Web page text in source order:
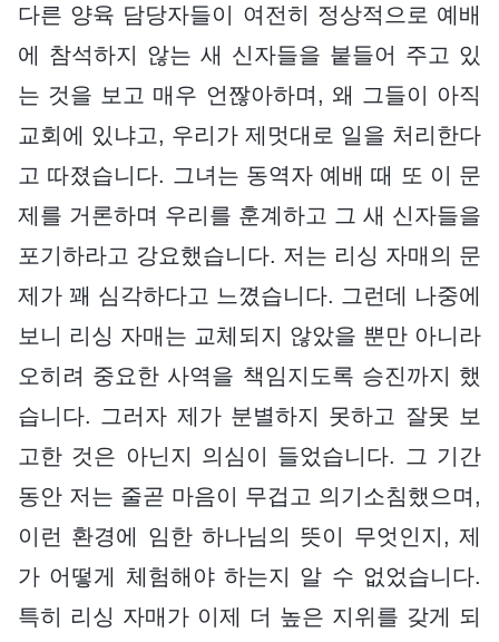
다른 양육 담당자들이 여전히 정상적으로 예배
에 참석하지 않는 새 신자들을 붙들어 주고 있
는 것을 보고 매우 언짢아하며, 왜 그들이 아직
교회에 있냐고, 우리가 제멋대로 일을 처리한다
고 따졌습니다. 그녀는 동역자 예배 때 또 이 문
제를 거론하며 우리를 훈계하고 그 새 신자들을
포기하라고 강요했습니다. 저는 리싱 자매의 문
제가 꽤 심각하다고 느꼈습니다. 그런데 나중에
보니 리싱 자매는 교체되지 않았을 뿐만 아니라
오히려 중요한 사역을 책임지도록 승진까지 했
습니다. 그러자 제가 분별하지 못하고 잘못 보
고한 것은 아닌지 의심이 들었습니다. 그 기간
동안 저는 줄곧 마음이 무겁고 의기소침했으며,
이런 환경에 임한 하나님의 뜻이 무엇인지, 제
가 어떻게 체험해야 하는지 알 수 없었습니다.
특히 리싱 자매가 이제 더 높은 지위를 갖게 되